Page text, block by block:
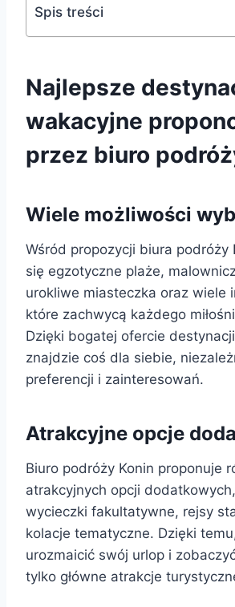
Spis treści
Najlepsze
wakacyjne
przez biuro
Wiele możliwości
Wśród propozycji biura podróży
się egzotyczne plaże,
urokliwe miasteczka oraz wiele
które zachwycą każdego
Dzięki bogatej ofercie
znajdzie coś dla siebie,
preferencji i zainteresowań.
Atrakcyjne opcje
Biuro podróży Konin proponuje
atrakcyjnych opcji
wycieczki fakultatywne, rejsy
kolacje tematyczne. Dzięki
urozmaicić swój urlop i
tylko główne atrakcje